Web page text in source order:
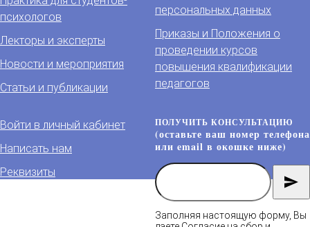
психологов
Лекторы и эксперты
Новости и мероприятия
Статьи и публикации
персональных данных
Приказы и Положения о
проведении курсов
повышения квалификации
педагогов
Войти в личный кабинет
Написать нам
Реквизиты
ПОЛУЧИТЬ КОНСУЛЬТАЦИЮ
(оставьте ваш номер телефона
или email в окошке ниже)
Заполняя настоящую форму, Вы